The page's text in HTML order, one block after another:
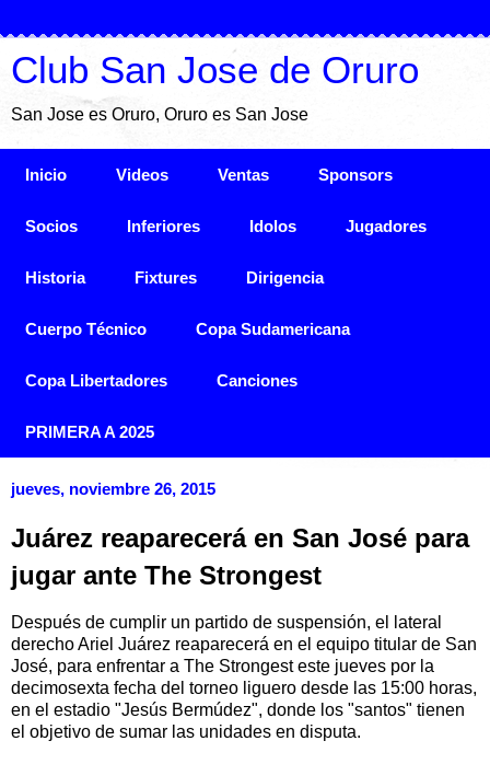
Club San Jose de Oruro
San Jose es Oruro, Oruro es San Jose
Inicio Videos Ventas Sponsors
Socios Inferiores Idolos Jugadores
Historia Fixtures Dirigencia
Cuerpo Técnico Copa Sudamericana
Copa Libertadores Canciones
PRIMERA A 2025
jueves, noviembre 26, 2015
Juárez reaparecerá en San José para
jugar ante The Strongest
Después de cumplir un partido de suspensión, el lateral
derecho Ariel Juárez reaparecerá en el equipo titular de San
José, para enfrentar a The Strongest este jueves por la
decimosexta fecha del torneo liguero desde las 15:00 horas,
en el estadio "Jesús Bermúdez", donde los "santos" tienen
el objetivo de sumar las unidades en disputa.